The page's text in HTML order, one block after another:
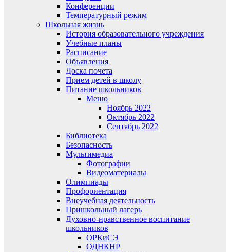
Конференции
Температурный режим
Школьная жизнь
История образовательного учреждения
Учебные планы
Расписание
Объявления
Доска почета
Прием детей в школу
Питание школьников
Меню
Ноябрь 2022
Октябрь 2022
Сентябрь 2022
Библиотека
Безопасность
Мультимедиа
Фотографии
Видеоматериалы
Олимпиады
Профориентация
Внеучебная деятельность
Пришкольный лагерь
Духовно-нравственное воспитание
школьников
ОРКиСЭ
ОДНКНР